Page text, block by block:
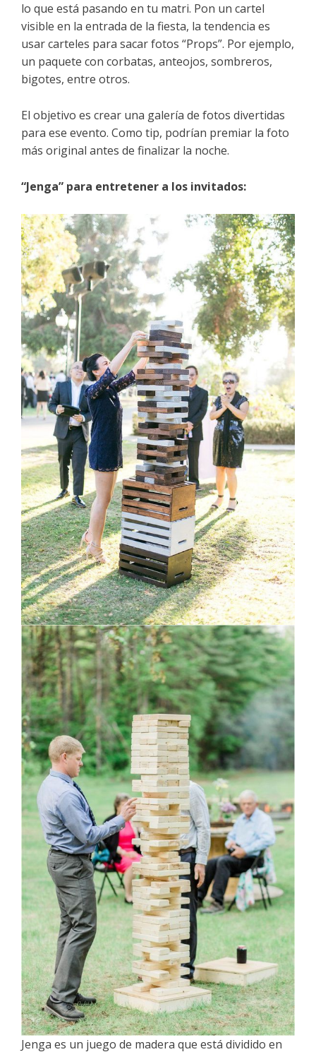
lo que está pasando en tu matri. Pon un cartel
visible en la entrada de la fiesta, la tendencia es
usar carteles para sacar fotos “Props”. Por ejemplo,
un paquete con corbatas, anteojos, sombreros,
bigotes, entre otros.
El objetivo es crear una galería de fotos divertidas
para ese evento. Como tip, podrían premiar la foto
más original antes de finalizar la noche.
“Jenga” para entretener a los invitados:
Jenga es un juego de madera que está dividido en